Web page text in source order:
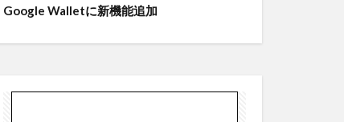
Google Walletに新機能追加